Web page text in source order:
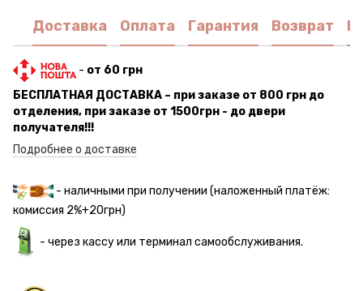
Доставка Оплата Гарантия Возврат
- от 60 грн
БЕСПЛАТНАЯ ДОСТАВКА – при заказе от 800 грн до
отделения, при заказе от 1500грн - до двери
получателя!!!
Подробнее о доставке
- наличными при получении (наложенный платёж:
комиссия 2%+20грн)
- через кассу или терминал самообслуживания.